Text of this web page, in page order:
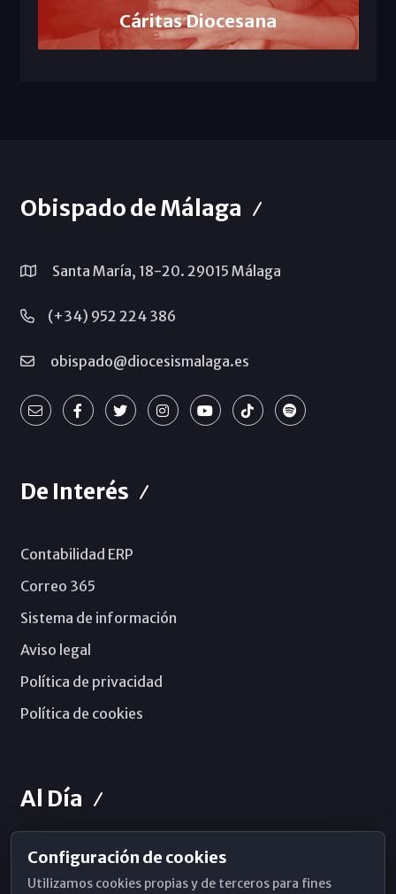
Cáritas Diocesana
Obispado de Málaga
Santa María, 18-20. 29015 Málaga
(+34) 952 224 386
obispado@diocesismalaga.es
De Interés
Contabilidad ERP
Correo 365
Sistema de información
Aviso legal
Política de privacidad
Política de cookies
Al Día
Horarios de Misa
Configuración de cookies
Utilizamos cookies propias y de terceros para fines